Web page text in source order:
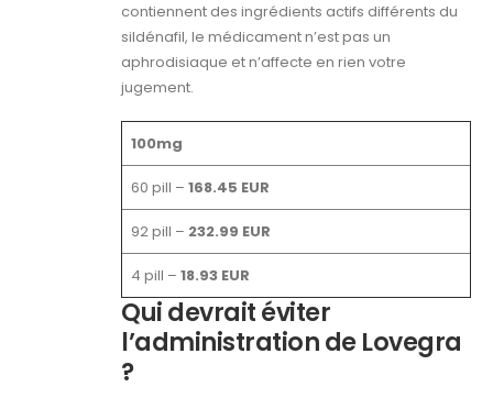
contiennent des ingrédients actifs différents du
sildénafil, le médicament n’est pas un
aphrodisiaque et n’affecte en rien votre
jugement.
100mg
60 pill – 168.45 EUR
92 pill – 232.99 EUR
4 pill – 18.93 EUR
Qui devrait éviter
l’administration de Lovegra
?